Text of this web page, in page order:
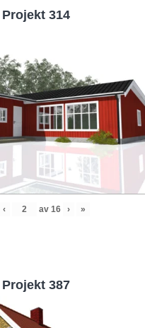
Projekt 314
‹ av 16 › »
Projekt 387